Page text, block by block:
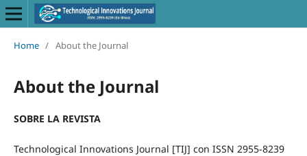
Home / About the Journal
About the Journal
SOBRE LA REVISTA
Technological Innovations Journal [TIJ] con ISSN 2955-8239